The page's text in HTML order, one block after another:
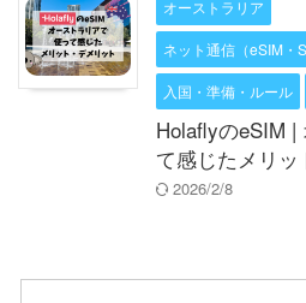
オーストラリア
ネット通信（eSIM・
入国・準備・ルール
HolaflyのeSIM |
て感じたメリッ
2026/2/8